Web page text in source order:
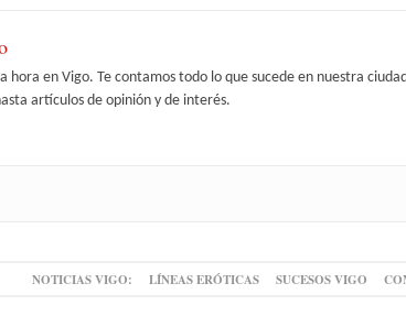
hora en Vigo. Te contamos todo lo que sucede en nuestra
artículos de opinión y de interés.
NOTICIAS VIGO: LÍNEAS ERÓTICAS SUCESOS VIGO